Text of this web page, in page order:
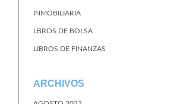
INMOBILIARIA
LBROS DE BOLSA
LIBROS DE FINANZAS
ARCHIVOS